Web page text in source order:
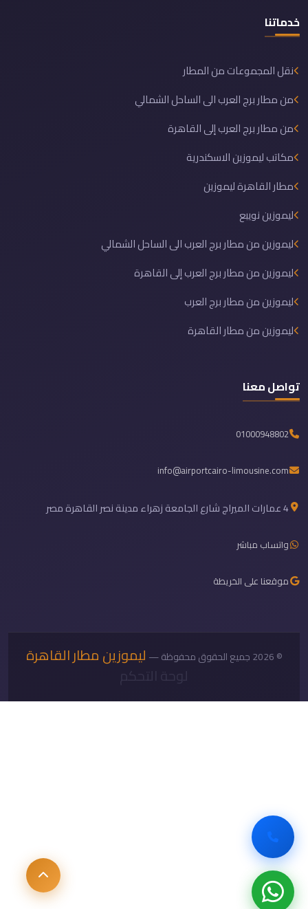
خدماتنا
نقل المجموعات من المطار
من مطار برج العرب الى الساحل الشمالي
من مطار برج العرب إلى القاهرة
مكاتب ليموزين الاسكندرية
مطار القاهرة ليموزين
ليموزين نويبع
ليموزين من مطار برج العرب الى الساحل الشمالي
ليموزين من مطار برج العرب إلى القاهرة
ليموزين من مطار برج العرب
ليموزين من مطار القاهرة
تواصل معنا
01000948802
info@airportcairo-limousine.com
4 عمارات الميراج شارع الجامعة زهراء مدينة نصر القاهرة مصر
واتساب مباشر
موقعنا على الخريطة
ليموزين مطار القاهرة